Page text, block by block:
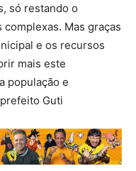
só restando o
Mas graças
e os recursos
mais este
população e
Guti